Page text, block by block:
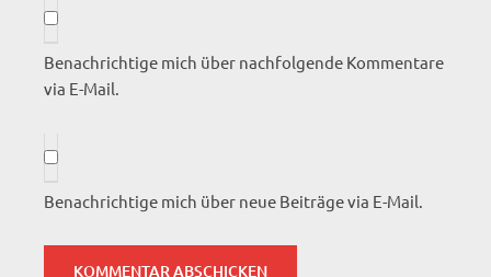
Benachrichtige mich über nachfolgende Kommentare
via E-Mail.
Benachrichtige mich über neue Beiträge via E-Mail.